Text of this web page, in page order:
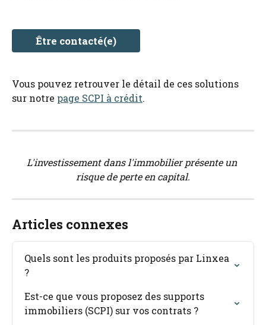
Être contacté(e)
Vous pouvez retrouver le détail de ces solutions
sur notre page SCPI à crédit.
L'investissement dans l'immobilier présente un
risque de perte en capital.
Articles connexes
Quels sont les produits proposés par Linxea
?
Est-ce que vous proposez des supports
immobiliers (SCPI) sur vos contrats ?